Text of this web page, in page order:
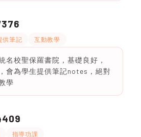
供筆記 互動教學
名校聖保羅書院，基礎良好，
會為學生提供筆記notes，絕對
學
指導功課